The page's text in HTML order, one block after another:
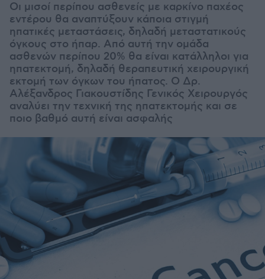
Οι μισοί περίπου ασθενείς με καρκίνο παχέος
εντέρου θα αναπτύξουν κάποια στιγμή
ηπατικές μεταστάσεις, δηλαδή μεταστατικούς
όγκους στο ήπαρ. Από αυτή την ομάδα
ασθενών περίπου 20% θα είναι κατάλληλοι για
ηπατεκτομή, δηλαδή θεραπευτική χειρουργική
εκτομή των όγκων του ήπατος. Ο Δρ.
Αλέξανδρος Γιακουστίδης Γενικός Χειρουργός
αναλύει την τεχνική της ηπατεκτομής και σε
ποιο βαθμό αυτή είναι ασφαλής